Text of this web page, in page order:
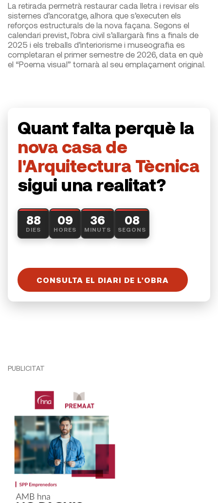
La retirada permetrà restaurar cada lletra i revisar els
sistemes d’ancoratge, alhora que s’executen els
reforços estructurals de la nova façana. Segons el
calendari previst, l’obra civil s’allargarà fins a finals de
2025 i els treballs d’interiorisme i museografia es
completaran el primer semestre de 2026, data en què
el “Poema visual” tornarà al seu emplaçament original.
Quant falta perquè la
nova casa de
l'Arquitectura Tècnica
sigui una realitat?
88
DIES
09
HORES
36
MINUTS
07
SEGONS
CONSULTA EL DIARI DE L'OBRA
PUBLICITAT